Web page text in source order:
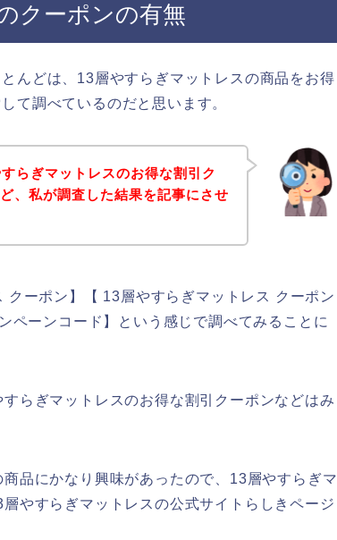
クーポンの有無
んどは、13層やすらぎマットレスの商品をお得
て調べているのだと思います。
らぎマットレスのお得な割引ク
、私が調査した結果を記事にさせ
ーポン】【 13層やすらぎマットレス クーポン
ペーンコード】という感じで調べてみることに
らぎマットレスのお得な割引クーポンなどはみ
品にかなり興味があったので、13層やすらぎマ
やすらぎマットレスの公式サイトらしきページ